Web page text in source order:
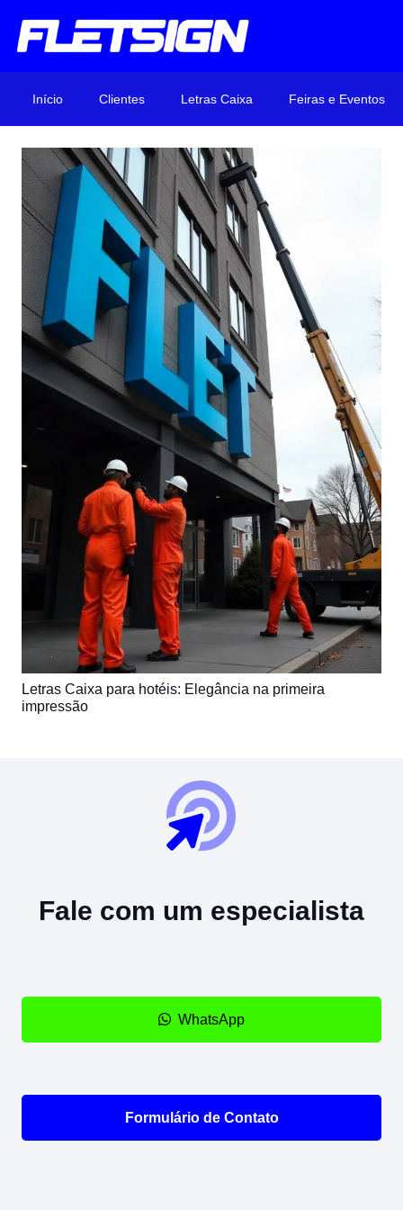
Início Clientes Letras Caixa Feiras e Eventos
Letras Caixa para hotéis: Elegância na primeira
impressão
Fale com um especialista
WhatsApp
Formulário de Contato